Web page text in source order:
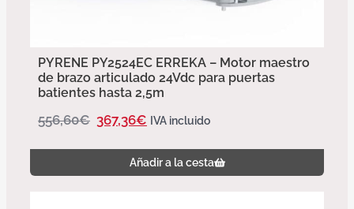
PYRENE PY2524EC ERREKA – Motor maestro
de brazo articulado 24Vdc para puertas
batientes hasta 2,5m
556,60€ 367,36€ IVA incluido
Añadir a la cesta